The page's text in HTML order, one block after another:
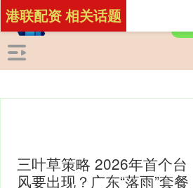
港联配资 相关话题
三叶草策略 2026年首个台
风要出现？广东“落雨”套餐